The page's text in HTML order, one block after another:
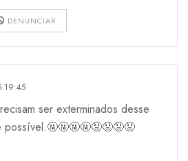
DENUNCIAR
19:45
ser exterminados desse
possível.🤬🤬🤬🤬😡😡😡😡